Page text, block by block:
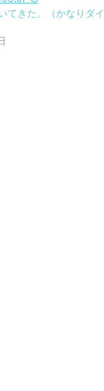
てきた。（かなりダイ